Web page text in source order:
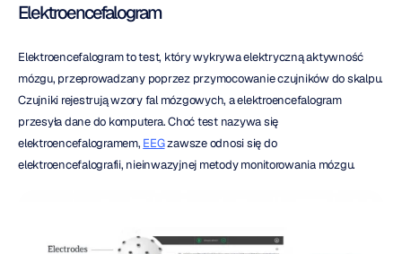
Elektroencefalogram
Elektroencefalogram to test, który wykrywa elektryczną aktywność
mózgu, przeprowadzany poprzez przymocowanie czujników do skalpu.
Czujniki rejestrują wzory fal mózgowych, a elektroencefalogram
przesyła dane do komputera. Choć test nazywa się
elektroencefalogramem, EEG zawsze odnosi się do
elektroencefalografii, nieinwazyjnej metody monitorowania mózgu.